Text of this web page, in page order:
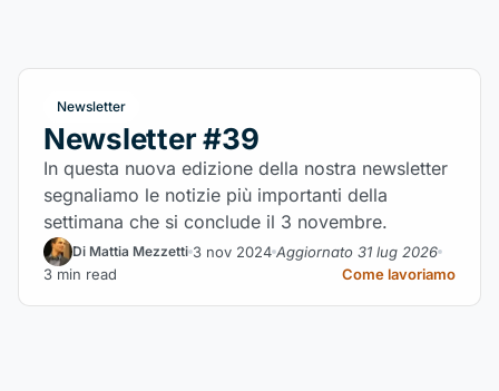
Newsletter
Newsletter #39
In questa nuova edizione della nostra newsletter
segnaliamo le notizie più importanti della
settimana che si conclude il 3 novembre.
Di Mattia Mezzetti 3 nov 2024 Aggiornato 31 lug 2026
3 min read
Come lavoriamo